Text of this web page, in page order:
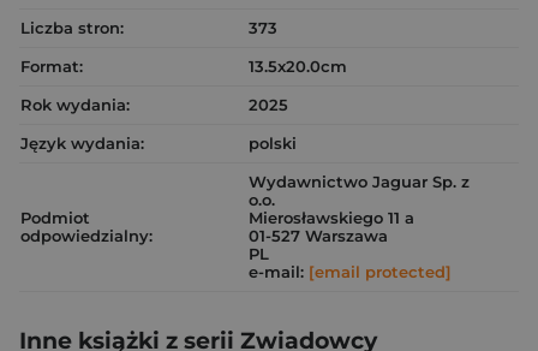
Liczba stron:
373
Format:
13.5x20.0cm
Rok wydania:
2025
Język wydania:
polski
Podmiot
odpowiedzialny:
Wydawnictwo Jaguar Sp. z
o.o.
Mierosławskiego 11 a
01-527 Warszawa
PL
e-mail: [email protected]
Inne książki z serii Zwiadowcy